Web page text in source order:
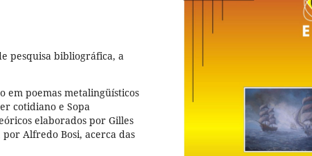
pesquisa bibliográfica, a
em poemas metalingüísticos
cotidiano e Sopa
elaborados por Gilles
Alfredo Bosi, acerca das